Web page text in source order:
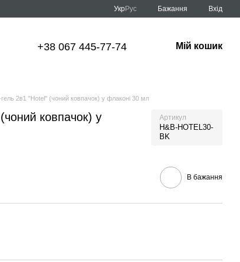
УкрРус Бажання Вхід
+38 067 445-77-74 Мій кошик
2в1 "Hotel" (чоний ковпачок) у флаконі 30 мл
ковпачок) у
Артикул
H&B-HOTEL30-
BK
В бажання